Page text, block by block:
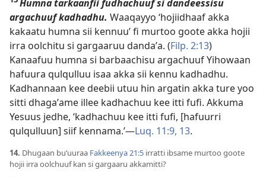
Humna tarkaanfii fudhachuuf si dandeessisu
argachuuf kadhadhu. Waaqayyo ‘hojiidhaaf akka
kakaatu humna sii kennuu’ fi murtoo goote akka hojii
irra oolchitu si gargaaruu dandaʼa. (Filp. 2:13)
Kanaafuu humna si barbaachisu argachuuf Yihowaan
hafuura qulqulluu isaa akka sii kennu kadhadhu.
Kadhannaan kee deebii utuu hin argatin akka ture yoo
sitti dhagaʼame illee kadhachuu kee itti fufi. Akkuma
Yesuus jedhe, ‘kadhachuu kee itti fufi, [hafuurri
qulqulluun] siif kennama.’—Luq. 11:9, 13.
14. Dhugaan buʼuuraa Fakkeenya 21:5 irratti ibsame murtoo goote
hojii irra oolchuuf kan si gargaaru akkamitti?